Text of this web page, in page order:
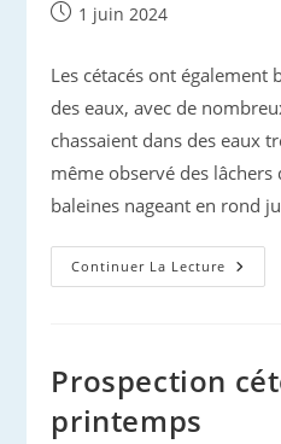
Publication
1 juin 2024
Les cétacés ont également
des eaux, avec de
chassaient dans des eaux
même observé des
baleines nageant en rond
Continuer La Lecture
Prospection
printemps